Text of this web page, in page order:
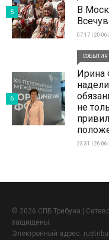
В
07:17 | 20-
5
СОБЫТИЯ
Ирина
не
23:31 | 26-
6
© 2026 СПБ Трибуна |
защищены.
Электронный адрес: